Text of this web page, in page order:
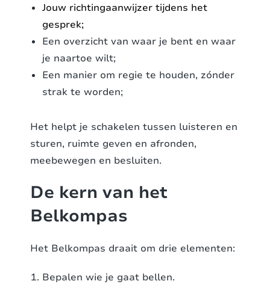
Jouw richtingaanwijzer tijdens het
gesprek;
Een overzicht van waar je bent en waar
je naartoe wilt;
Een manier om regie te houden, zónder
strak te worden;
Het helpt je schakelen tussen luisteren en
sturen, ruimte geven en afronden,
meebewegen en besluiten.
De kern van het
Belkompas
Het Belkompas draait om drie elementen:
Bepalen wie je gaat bellen.